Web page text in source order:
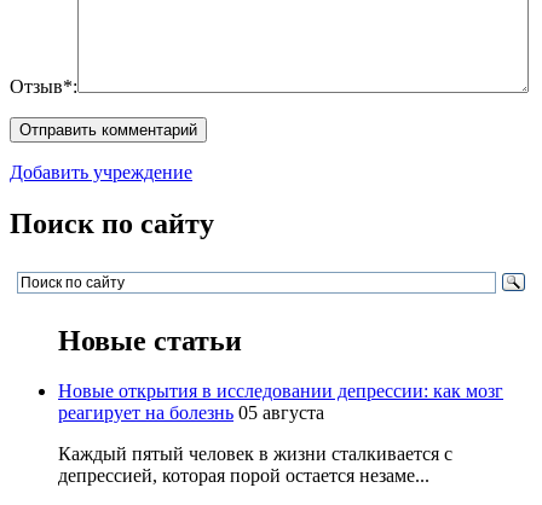
Отзыв*:
Добавить учреждение
Поиск по сайту
Новые статьи
Новые открытия в исследовании депрессии: как мозг
реагирует на болезнь 05 августа
Каждый пятый человек в жизни сталкивается с
депрессией, которая порой остается незаме...